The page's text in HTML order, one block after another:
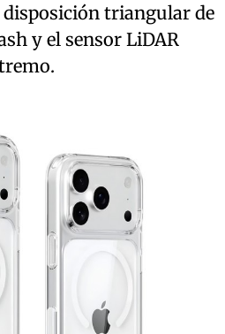
disposición triangular de
y el sensor LiDAR